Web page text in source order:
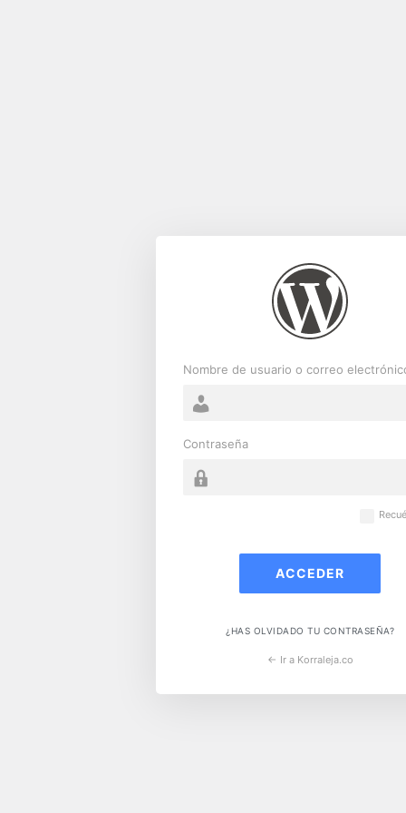
Nombre de usuario o correo
Contraseña
¿HAS OLVIDADO TU CONTRASEÑA?
← Ir a Korraleja.co